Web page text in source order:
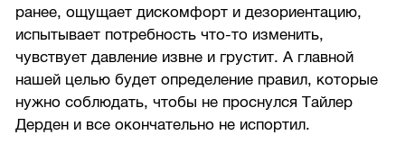
ранее, ощущает дискомфорт и дезориентацию,
испытывает потребность что-то изменить,
чувствует давление извне и грустит. А главной
нашей целью будет определение правил, которые
нужно соблюдать, чтобы не проснулся Тайлер
Дерден и все окончательно не испортил.